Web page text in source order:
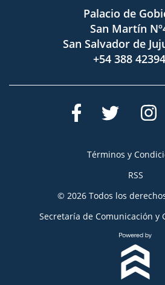
Palacio de
San Martín
San Salvador de
+54 388
Términos y
RSS
© 2026 Todos los
Secretaría de Comunicación y